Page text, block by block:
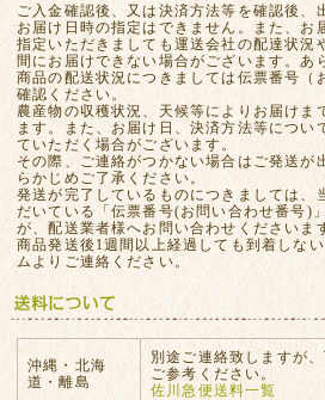
ご入金確認後、又は決済方法等を確認後、
お届け日時の指定はできません。また、お
指定いただきましても運送会社の配達状況
間にお届けできない場合がございます。あ
商品の配送状況につきましては伝票番号（
確認ください。
農産物の収穫状況、天候等によりお届けま
ます。また、お届け日、決済方法等につい
ていただく場合がございます。
その際、ご連絡がつかない場合はご発送が
らかじめご了承ください。
発送が完了しているものにつきましては、
だいている「伝票番号(お問い合わせ番号)
が、配送業者様へお問い合わせくださいま
商品発送後1週間以上経過しても到着しな
ムよりご連絡ください。
沖縄・北海
道・離島
別途ご連絡致しますが
ご参考ください。
佐川急便送料一覧